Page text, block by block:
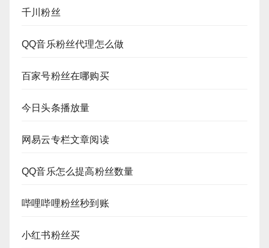
千川粉丝
QQ音乐粉丝代理怎么做
百家号粉丝在哪购买
今日头条播放量
网易云专栏文章阅读
QQ音乐怎么提高粉丝数量
哔哩哔哩粉丝秒到账
小红书粉丝买